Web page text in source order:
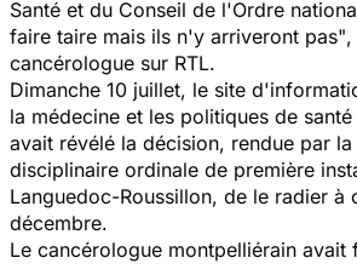
Santé et du Conseil de l'Ordre
faire taire mais ils n'y arriveront pas",
cancérologue sur RTL.
Dimanche 10 juillet, le site
la médecine et les politiques de santé
avait révélé la décision, rendue par
disciplinaire ordinale de première
Languedoc-Roussillon, de le radier à
décembre.
Le cancérologue montpelliérain